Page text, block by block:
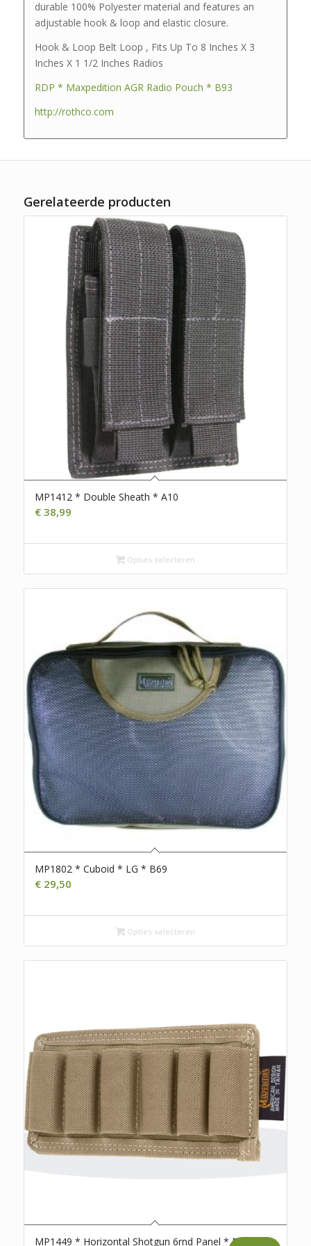
durable 100% Polyester material and features an
adjustable hook & loop and elastic closure.
Hook & Loop Belt Loop , Fits Up To 8 Inches X 3
Inches X 1 1/2 Inches Radios
RDP * Maxpedition AGR Radio Pouch * B93
http://rothco.com
Gerelateerde producten
MP1412 * Double Sheath * A10
€38,99
Opties selecteren
MP1802 * Cuboid * LG * B69
€29,50
Opties selecteren
MP1449 * Horizontal Shotgun 6rnd Panel * D98